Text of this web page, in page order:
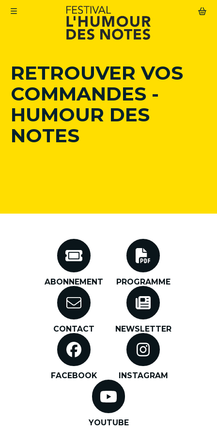
Aller au contenu principal
RETROUVER VOS
COMMANDES -
HUMOUR DES
NOTES
ABONNEMENT PROGRAMME
CONTACT NEWSLETTER
FACEBOOK INSTAGRAM
YOUTUBE
Le Festival
Abonnement
Agenda
Actualités
Infos pratiques
Abonnement
Contact
Newsletter
Facebook
Instagram
Youtube